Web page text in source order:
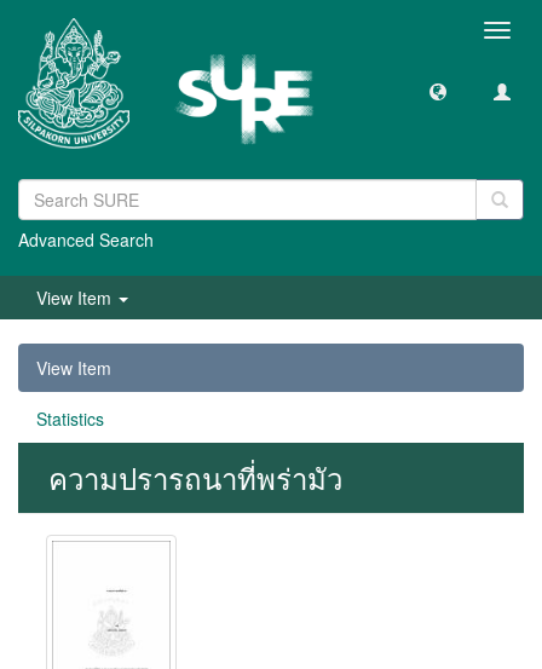
Advanced Search
View Item
View Item
Statistics
ความปรารถนาที่พร่ามัว